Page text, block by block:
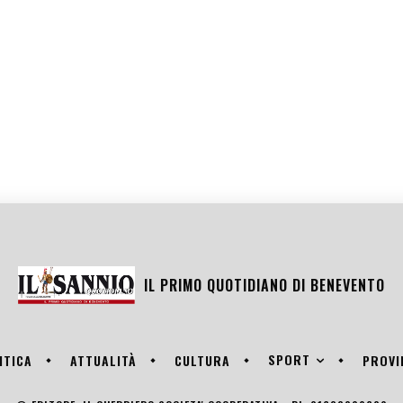
IL PRIMO QUOTIDIANO DI BENEVENTO
ATTUALITÀ CULTURA SPORT